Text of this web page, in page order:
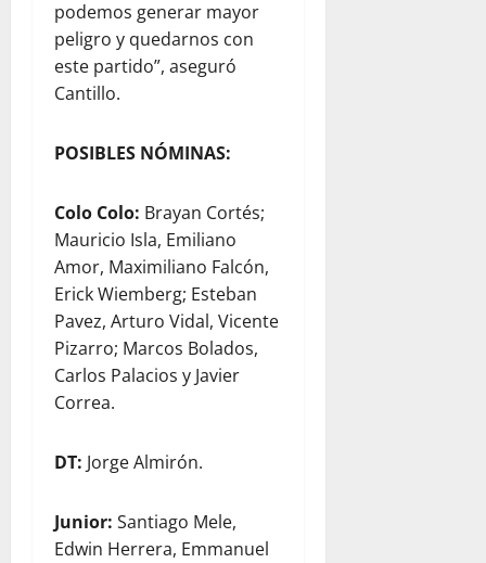
podemos generar mayor
peligro y quedarnos con
este partido”, aseguró
Cantillo.
POSIBLES NÓMINAS:
Colo Colo: Brayan Cortés;
Mauricio Isla, Emiliano
Amor, Maximiliano Falcón,
Erick Wiemberg; Esteban
Pavez, Arturo Vidal, Vicente
Pizarro; Marcos Bolados,
Carlos Palacios y Javier
Correa.
DT: Jorge Almirón.
Junior: Santiago Mele,
Edwin Herrera, Emmanuel